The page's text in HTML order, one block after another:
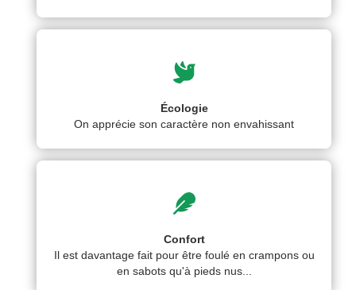
Écologie
On apprécie son caractère non envahissant
Confort
Il est davantage fait pour être foulé en crampons ou
en sabots qu'à pieds nus...